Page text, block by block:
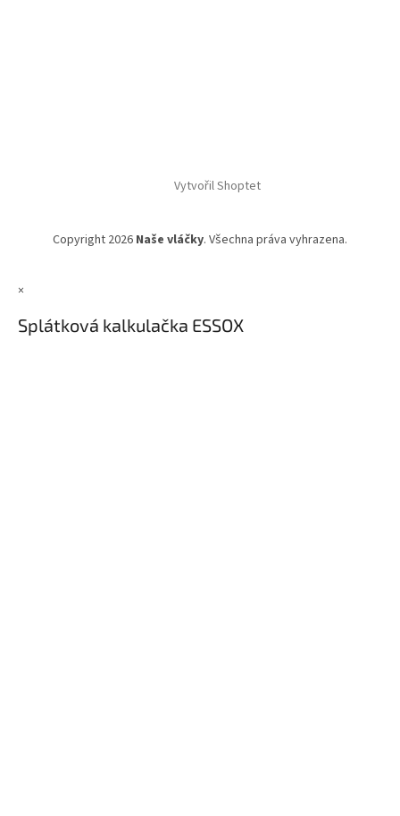
Vytvořil Shoptet
Copyright 2026 Naše vláčky. Všechna práva vyhrazena.
×
Splátková kalkulačka ESSOX